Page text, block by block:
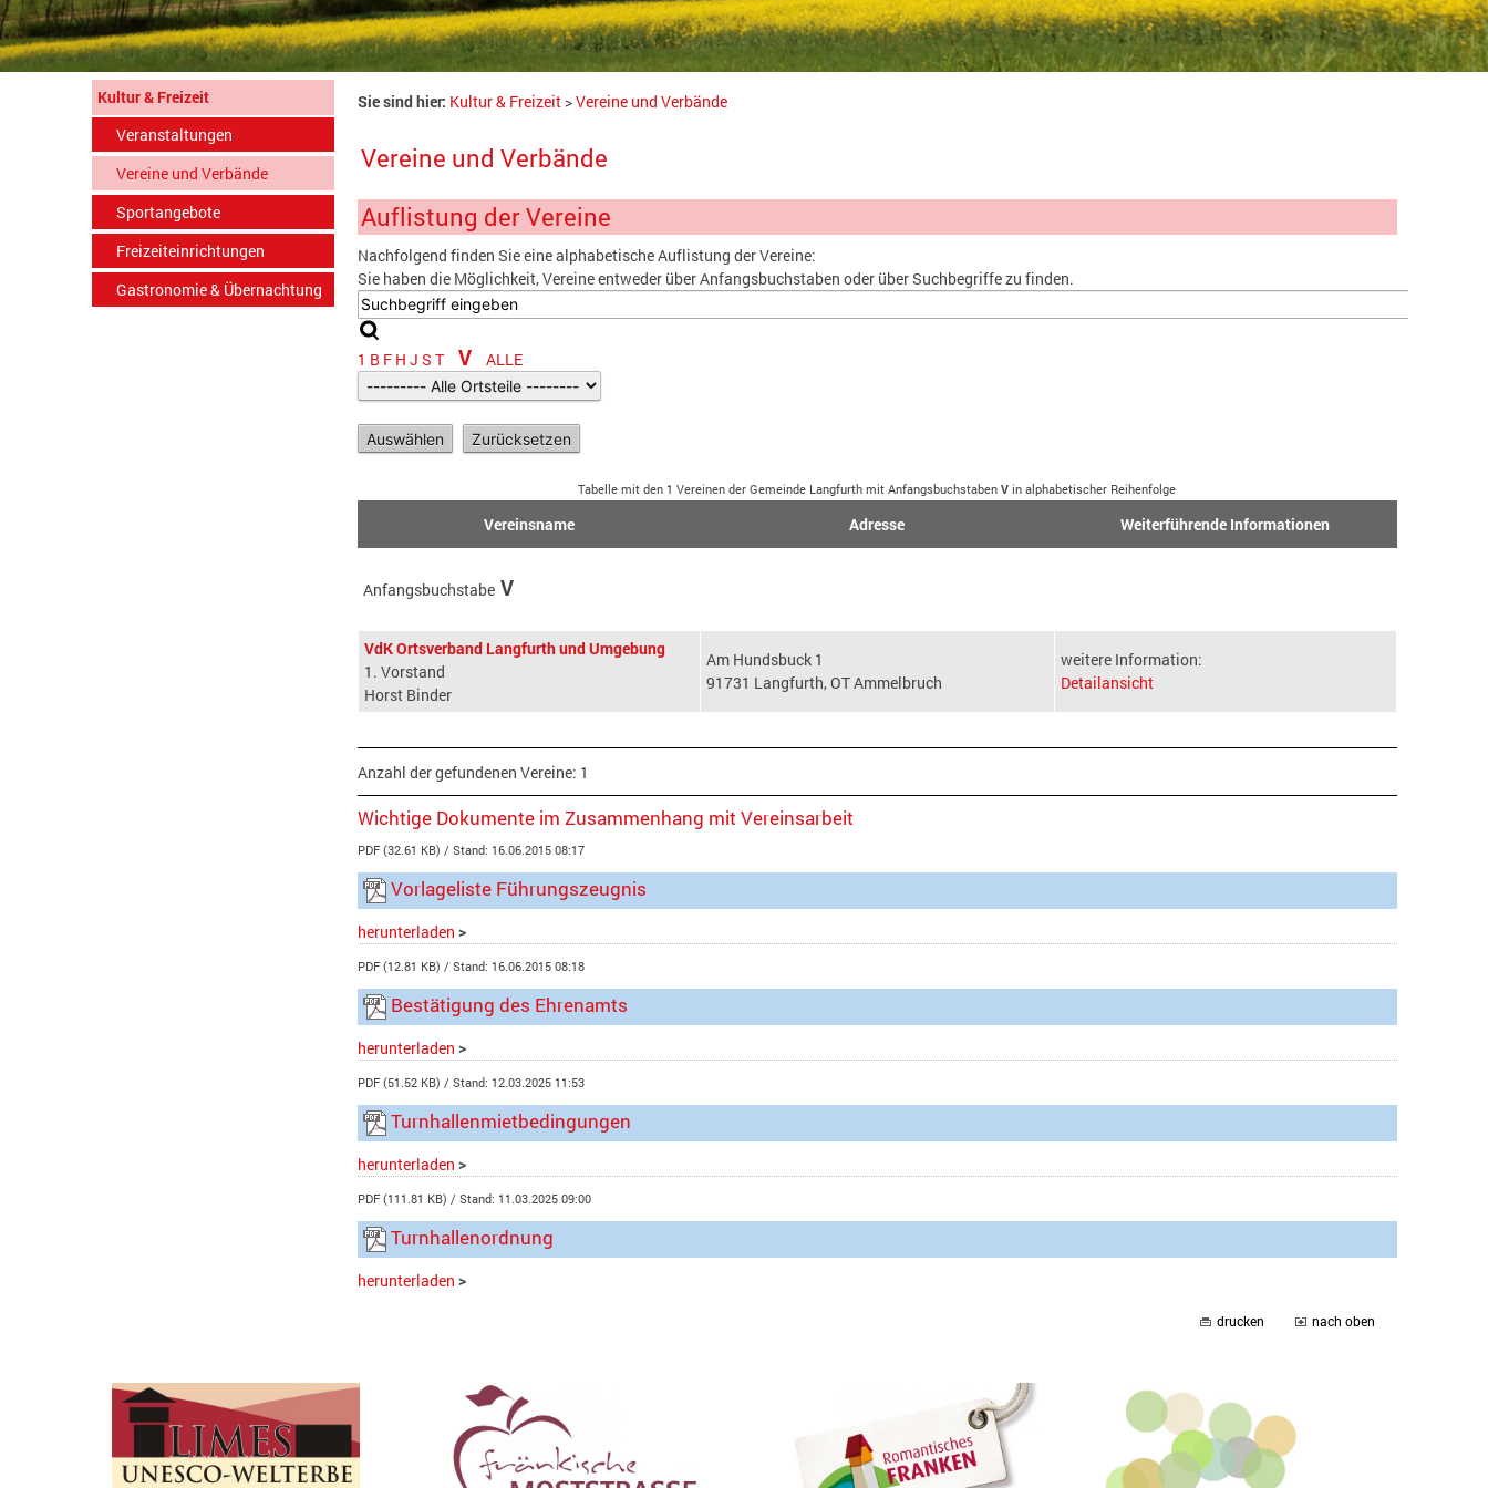
Kultur & Freizeit
Veranstaltungen
Vereine und Verbände
Sportangebote
Freizeiteinrichtungen
Gastronomie & Übernachtung
Sie sind hier: Kultur & Freizeit>Vereine und Verbände
Vereine und Verbände
Auflistung der Vereine
Nachfolgend finden Sie eine alphabetische Auflistung der Vereine:
Sie haben die Möglichkeit, Vereine entweder über Anfangsbuchstaben oder über Suchbegriffe zu finden.
1 B F H J S T V ALLE
Tabelle mit den 1 Vereinen der Gemeinde Langfurth mit Anfangsbuchstaben V in alphabetischer Reihenfolge
Vereinsname Adresse Weiterführende Informationen
AnfangsbuchstabeV
VdK Ortsverband Langfurth und Umgebung
1. Vorstand
Horst Binder
Am Hundsbuck 1
91731 Langfurth, OT Ammelbruch
weitere Information:
Detailansicht
Anzahl der gefundenen Vereine: 1
Wichtige Dokumente im Zusammenhang mit Vereinsarbeit
PDF (32.61 KB) Stand: 16.06.2015 08:17
Vorlageliste Führungszeugnis
herunterladen >
PDF (12.81 KB) Stand: 16.06.2015 08:18
Bestätigung des Ehrenamts
herunterladen >
PDF (51.52 KB) Stand: 12.03.2025 11:53
Turnhallenmietbedingungen
herunterladen >
PDF (111.81 KB) Stand: 11.03.2025 09:00
Turnhallenordnung
herunterladen >
drucken nach oben